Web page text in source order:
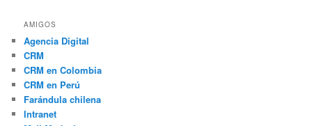
AMIGOS
Agencia Digital
CRM
CRM en Colombia
CRM en Perú
Farándula chilena
Intranet